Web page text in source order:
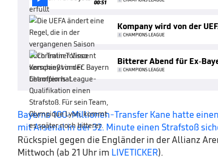
00:51
Kompany wird von der
CHAMPIONS LEAGUE
Bitterer Abend für Ex-
CHAMPIONS LEAGUE
Bayerns 100-Millionen-Transfer Kane hatte
mit Arsenal in der 32. Minute einen Strafstoß
Rückspiel gegen die Engländer in der Allianz
Mittwoch (ab 21 Uhr im LIVETICKER).